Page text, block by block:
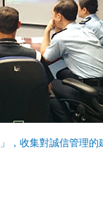
，收集對誠信管理的